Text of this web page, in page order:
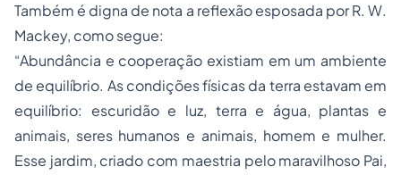
Também é digna de nota a reflexão esposada por R. W.
Mackey, como segue:
“Abundância e cooperação existiam em um ambiente
de equilíbrio. As condições físicas da terra estavam em
equilíbrio: escuridão e luz, terra e água, plantas e
animais, seres humanos e animais, homem e mulher.
Esse jardim, criado com maestria pelo maravilhoso Pai,